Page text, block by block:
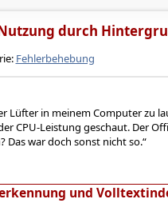
durch
Fehlerbehebung
Lüfter in meinem Computer zu
CPU-Leistung geschaut. Der
Das war doch sonst nicht so.
und